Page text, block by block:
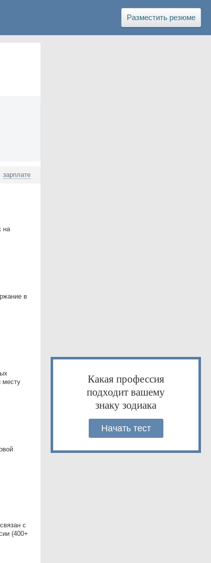
Разместить резюме
зарплате
на
в
месту
с
(400+
Какая профессия
подходит вашему
знаку зодиака
Начать тест